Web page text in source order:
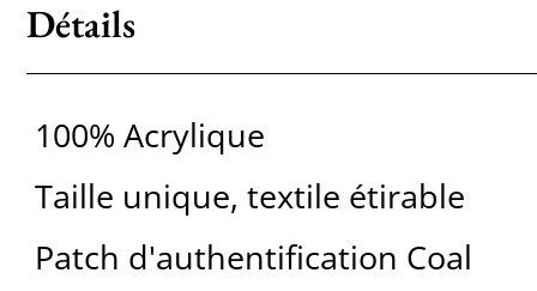
Détails
100% Acrylique
Taille unique, textile étirable
Patch d'authentification Coal